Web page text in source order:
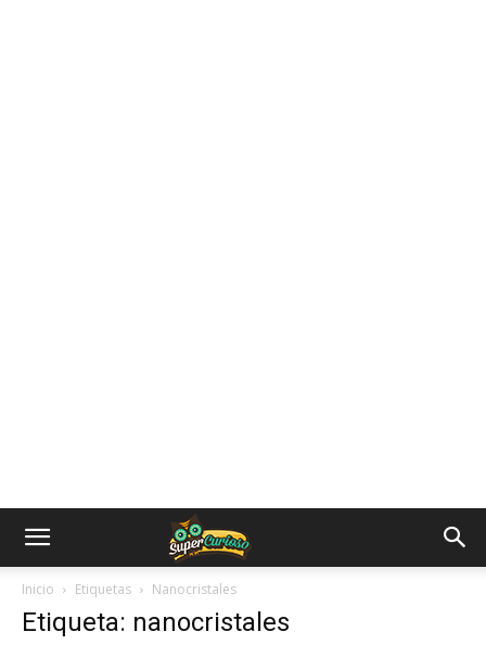
Inicio Etiquetas Nanocristales
Etiqueta: nanocristales